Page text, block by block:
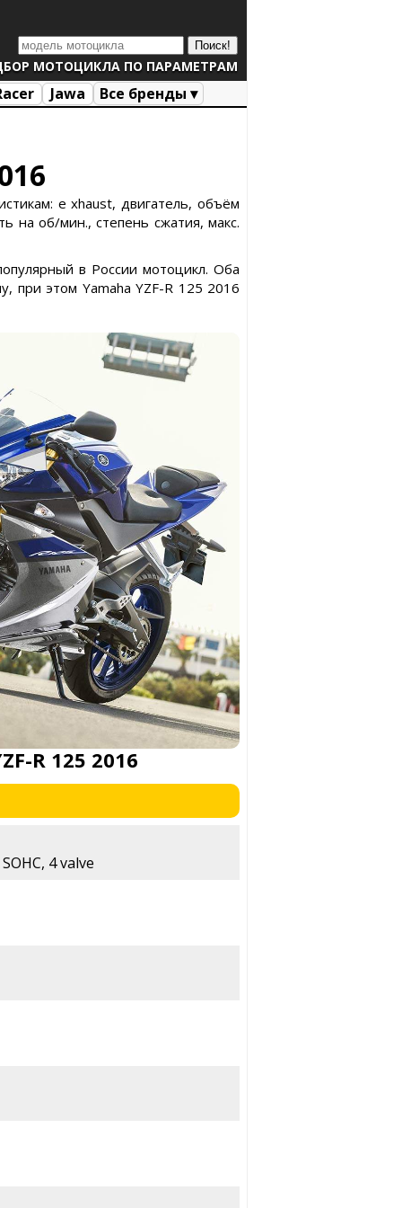
МОТОЦИКЛА ПО ПАРАМЕТРАМ
Jawa Все бренды ▾
e xhaust, двигатель, объём
на об/мин., степень сжатия, макс.
в России мотоцикл. Оба
при этом Yamaha YZF-R 125 2016
R 125 2016
4 valve